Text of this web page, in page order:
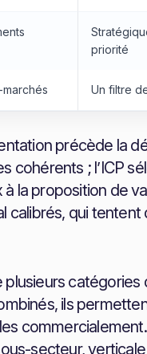
priorité
Un filtre
précède la
cohérents ; l’ICP
la proposition de
calibrés, qui
catégories
ils
commercialement.
secteur,